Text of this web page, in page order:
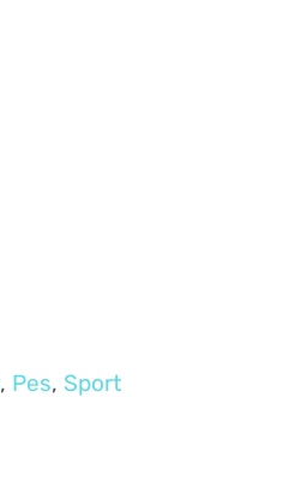
, Pes, Sport